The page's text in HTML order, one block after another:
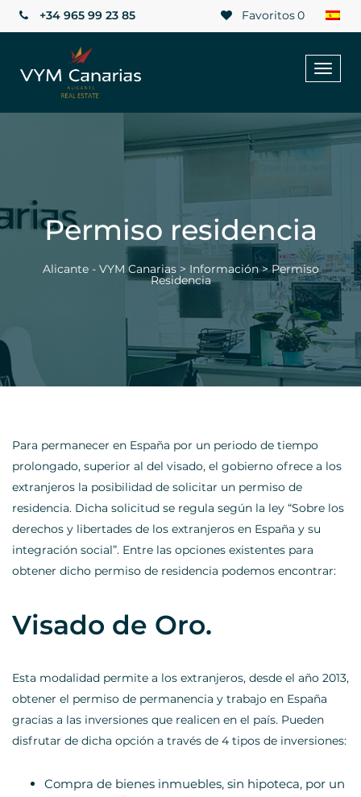
Favoritos0
+34 965 99 23 85
Permiso residencia
Alicante - VYM Canarias> Información>Permiso
Residencia
Para permanecer en España por un periodo de tiempo
prolongado, superior al del visado, el gobierno ofrece a los
extranjeros la posibilidad de solicitar un permiso de
residencia. Dicha solicitud se regula según la ley “Sobre los
derechos y libertades de los extranjeros en España y su
integración social”. Entre las opciones existentes para
obtener dicho permiso de residencia podemos encontrar:
Visado de Oro.
Esta modalidad permite a los extranjeros, desde el año 2013,
obtener el permiso de permanencia y trabajo en España
gracias a las inversiones que realicen en el país. Pueden
disfrutar de dicha opción a través de 4 tipos de inversiones:
Compra de bienes inmuebles, sin hipoteca, por un